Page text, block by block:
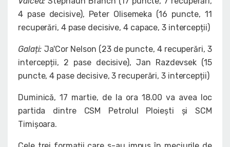
4 pase decisive), Peter Olisemeka (16 puncte, 11
recuperări, 4 pase decisive, 4 capace, 3 intercepții)
Galați: Ja'Cor Nelson (23 de puncte, 4 recuperări, 3
intercepții, 2 pase decisive), Jan Razdevsek (15
puncte, 4 pase decisive, 3 recuperări, 3 intercepții)
Duminică, 17 martie, de la ora 18.00 va avea loc
partida dintre CSM Petrolul Ploiești și SCM
Timișoara.